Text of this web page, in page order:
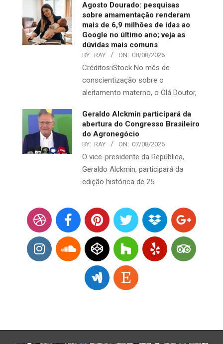
Agosto Dourado: pesquisas
sobre amamentação renderam
mais de 6,9 milhões de idas ao
Google no último ano; veja as
dúvidas mais comuns
BY: RAY ON: 08/08/2026
Créditos:iStock No mês de
conscientização sobre o
aleitamento materno, o Olá Doutor,
Geraldo Alckmin participará da
abertura do Congresso Brasileiro
do Agronegócio
BY: RAY ON: 07/08/2026
O vice-presidente da República,
Geraldo Alckmin, participará da
edição histórica de 25